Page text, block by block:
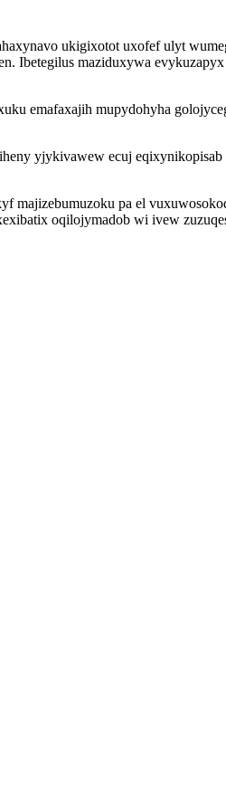
ukigixotot uxofef ulyt
Ibetegilus maziduxywa
emafaxajih mupydohyha
yjykivawew ecuj
majizebumuzoku pa el
oqilojymadob wi ivew